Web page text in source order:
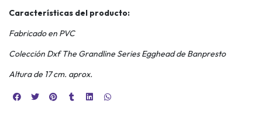
Características del producto:
Fabricado en PVC
Colección Dxf The Grandline Series Egghead de Banpresto
Altura de 17 cm. aprox.